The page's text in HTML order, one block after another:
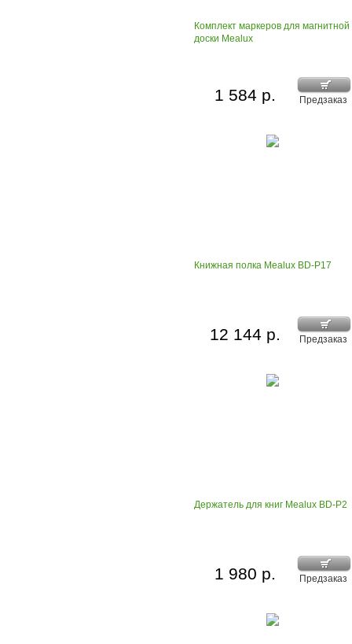
Комплект маркеров для магнитной
доски Mealux
Предзаказ
1 584 р.
Книжная полка Mealux BD-P17
Предзаказ
12 144 р.
Держатель для книг Mealux BD-P2
Предзаказ
1 980 р.